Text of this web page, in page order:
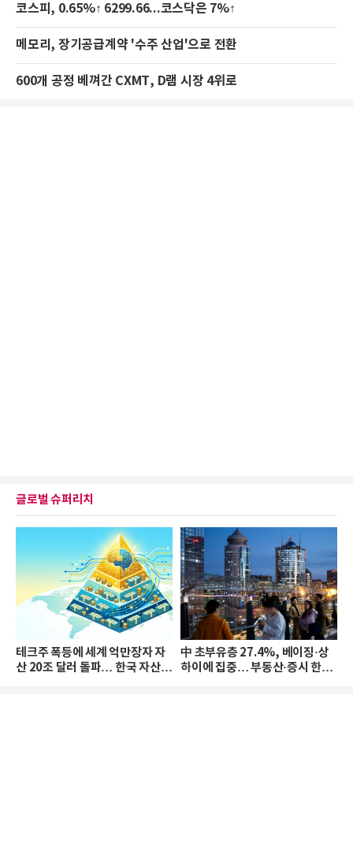
코스피, 0.65%↑ 6299.66...코스닥은 7%↑
메모리, 장기공급계약 '수주 산업'으로 전환
600개 공정 베껴간 CXMT, D램 시장 4위로
글로벌 슈퍼리치
테크주 폭등에 세계 억만장자 자
산 20조 달러 돌파… 한국 자산
中 초부유층 27.4%, 베이징·상
하이에 집중… 부동산·증시 한파